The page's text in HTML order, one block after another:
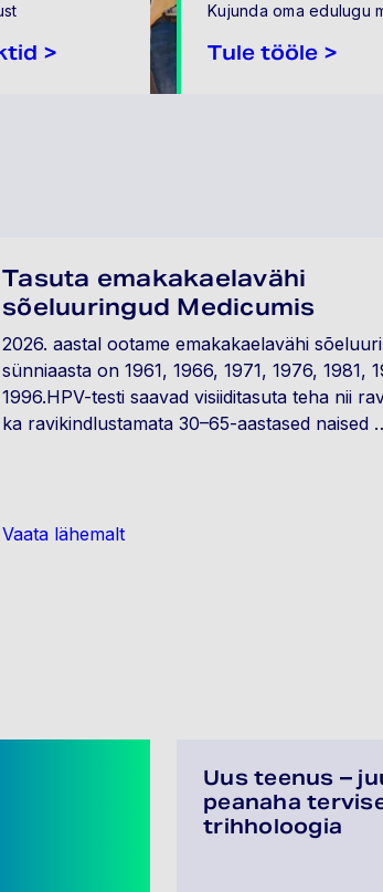
>
Kujunda oma edulugu
Tule tööle >
Tasuta emakakaelavähi
sõeluuringud Medicumis
2026. aastal ootame emakakaelavähi
sünniaasta on 1961, 1966, 1971, 1976, 1981,
1996.HPV-testi saavad visiiditasuta teha nii
ka ravikindlustamata 30–65-aastased naised
Vaata lähemalt
Uus teenus –
peanaha
trihholoogia